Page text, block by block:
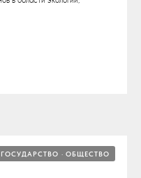
ГОСУДАРСТВО ОБЩЕСТВО